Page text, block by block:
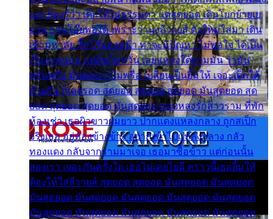
และต้องรู้ว่า เด็กใต้ไม่ธรรมดา แต่สุดยอด เดินโยกย้ายเย
ยวน กวนโอ๊ยพอได้ เพราะว่านุ่งลีวายส์ ตัวใหม่ใส่มา เดิน
เข้ามหาลัย จิ๊กโก๊มองหน้า ท่าจะมีปัญหา ไม่พอใจ ได้เป็น
เรื่องแน่นอน แต่ฉันไม่หวั่น เลยแหลงใต้ถามมัน ว่ามัน
พรั่นพรือ มันตอบว่าไม่พรื่อ เปลี่ยนเป็นยิ้มให้ เจอะเด็กใต้
ด้วยกัน ก็เลยรอด สุดยอด สุดยอด สุดยอด มันสุดยอด สุด
ยอด สุดยอด สุดยอด มันสุดยอด แอบหลงรักสาวราม ที่พัก
ห้องเช่า เธอผิวขาวผมยาว ปากแดงแหลงกลาง ถูกสเป็ก
จริงเธอ อยู่ห้องข้างข้าง อยากเข้าไปแหลงกลาง กลัว
ทองแดง กลับจากรามมาเจอ เธอมาซื้อข้าว แต่ก่อนนั้น
สองเรา เจอะกันครั้งใด เธอไม่เคยไยดี คราวนี้เธอยิ้มให้
ต้องให้ใส่ลีวายส์ สุดยอด สุดยอด มันสุดยอด มันสุดยอด
มันสุดยอด มันสุดยอด มันสุดยอด มันสุดยอด มันสุดยอด
มันสุดยอด มันสุดยอด มันสุดยอด มันสุดยอด มันสุดยอด